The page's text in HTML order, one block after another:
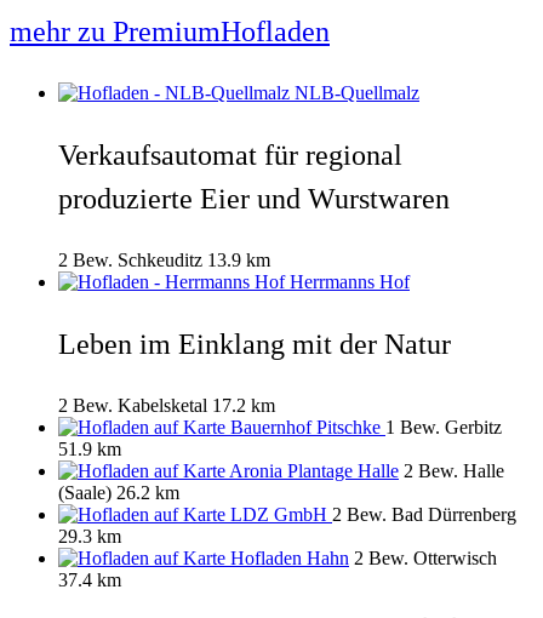
mehr zu PremiumHofladen
NLB-Quellmalz
Verkaufsautomat für regional
produzierte Eier und Wurstwaren
2 Bew. Schkeuditz 13.9 km
Herrmanns Hof
Leben im Einklang mit der Natur
2 Bew. Kabelsketal 17.2 km
Bauernhof Pitschke 1 Bew. Gerbitz
51.9 km
Aronia Plantage Halle 2 Bew. Halle
(Saale) 26.2 km
LDZ GmbH 2 Bew. Bad Dürrenberg
29.3 km
Hofladen Hahn 2 Bew. Otterwisch
37.4 km